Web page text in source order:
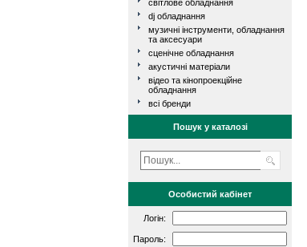
світлове обладнання
dj обладнання
музичні інструменти, обладнання
та аксесуари
сценічне обладнання
акустичні матеріали
відео та кінопроекційне
обладнання
всі бренди
Пошук у каталозі
Особистий кабінет
Логін:
Пароль: